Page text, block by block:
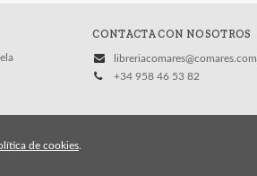
CONTACTA CON NOSOTROS
libreriacomares@comares.com
+34 958 46 53 82
de cookies